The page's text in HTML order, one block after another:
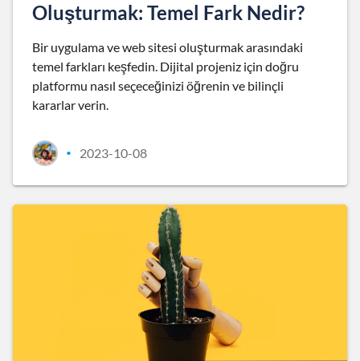
Oluşturmak: Temel Fark Nedir?
Bir uygulama ve web sitesi oluşturmak arasındaki
temel farkları keşfedin. Dijital projeniz için doğru
platformu nasıl seçeceğinizi öğrenin ve bilinçli
kararlar verin.
• 2023-10-08